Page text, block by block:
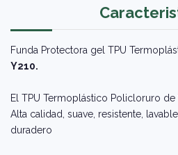
Funda Protectora gel TPU
Y210.
El TPU Termoplástico Policloruro
Alta calidad, suave, resistente,
duradero